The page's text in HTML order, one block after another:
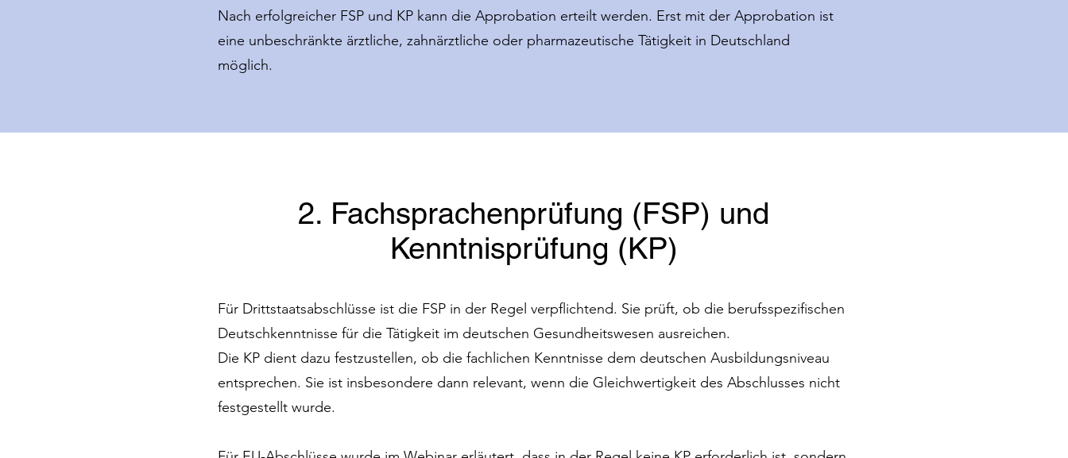
Nach erfolgreicher FSP und KP kann die Approbation erteilt werden. Erst mit der Approbation ist
eine unbeschränkte ärztliche, zahnärztliche oder pharmazeutische Tätigkeit in Deutschland
möglich.
2. Fachsprachenprüfung (FSP) und
Kenntnisprüfung (KP)
Für Drittstaatsabschlüsse ist die FSP in der Regel verpflichtend. Sie prüft, ob die berufsspezifischen
Deutschkenntnisse für die Tätigkeit im deutschen Gesundheitswesen ausreichen.
Die KP dient dazu festzustellen, ob die fachlichen Kenntnisse dem deutschen Ausbildungsniveau
entsprechen. Sie ist insbesondere dann relevant, wenn die Gleichwertigkeit des Abschlusses nicht
festgestellt wurde.